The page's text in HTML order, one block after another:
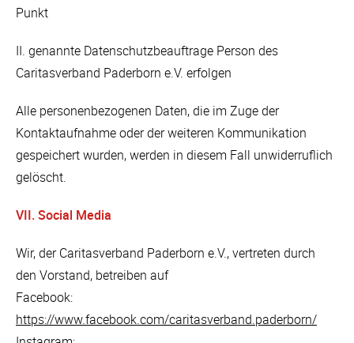
Punkt
II. genannte Datenschutzbeauftrage Person des
Caritasverband Paderborn e.V. erfolgen
Alle personenbezogenen Daten, die im Zuge der
Kontaktaufnahme oder der weiteren Kommunikation
gespeichert wurden, werden in diesem Fall unwiderruflich
gelöscht.
VII. Social Media
Wir, der Caritasverband Paderborn e.V., vertreten durch
den Vorstand, betreiben auf
Facebook:
https://www.facebook.com/caritasverband.paderborn/